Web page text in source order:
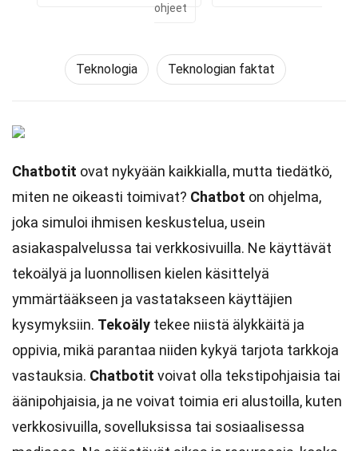
ohjeet
Teknologia Teknologian faktat
Chatbotit ovat nykyään kaikkialla, mutta tiedätkö,
miten ne oikeasti toimivat? Chatbot on ohjelma,
joka simuloi ihmisen keskustelua, usein
asiakaspalvelussa tai verkkosivuilla. Ne käyttävät
tekoälyä ja luonnollisen kielen käsittelyä
ymmärtääkseen ja vastatakseen käyttäjien
kysymyksiin. Tekoäly tekee niistä älykkäitä ja
oppivia, mikä parantaa niiden kykyä tarjota tarkkoja
vastauksia. Chatbotit voivat olla tekstipohjaisia tai
äänipohjaisia, ja ne voivat toimia eri alustoilla, kuten
verkkosivuilla, sovelluksissa tai sosiaalisessa